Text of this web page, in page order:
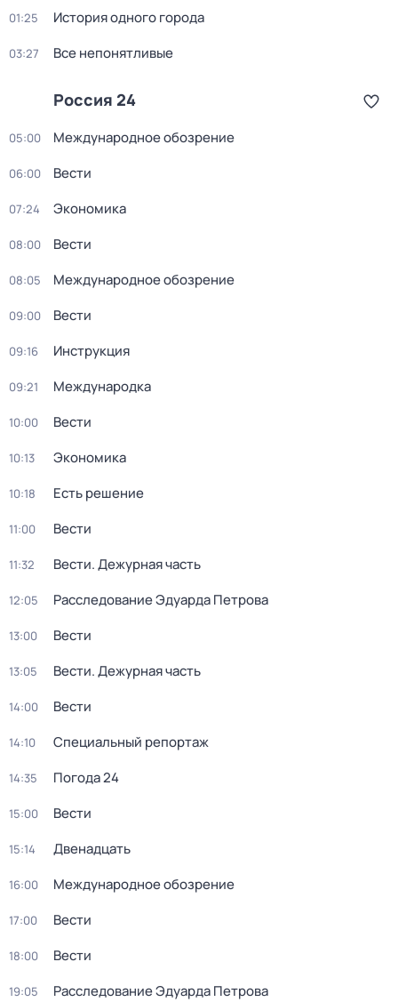
01:25 История одного города
03:27 Все непонятливые
Россия 24
05:00 Международное обозрение
06:00 Вести
07:24 Экономика
08:00 Вести
08:05 Международное обозрение
09:00 Вести
09:16 Инструкция
09:21 Международка
10:00 Вести
10:13 Экономика
10:18 Есть решение
11:00 Вести
11:32 Вести. Дежурная часть
12:05 Расследование Эдуарда Петрова
13:00 Вести
13:05 Вести. Дежурная часть
14:00 Вести
14:10 Специальный репортаж
14:35 Погода 24
15:00 Вести
15:14 Двенадцать
16:00 Международное обозрение
17:00 Вести
18:00 Вести
19:05 Расследование Эдуарда Петрова